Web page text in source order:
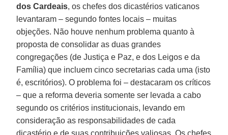
dos Cardeais, os chefes dos dicastérios vaticanos
levantaram – segundo fontes locais – muitas
objeções. Não houve nenhum problema quanto à
proposta de consolidar as duas grandes
congregações (de Justiça e Paz, e dos Leigos e da
Família) que incluem cinco secretarias cada uma (isto
é, escritórios). O problema foi – destacaram os críticos
– que a reforma deveria somente ser levada a cabo
segundo os critérios institucionais, levando em
consideração as responsabilidades de cada
dicastério e de suas contribuições valiosas. Os chefes